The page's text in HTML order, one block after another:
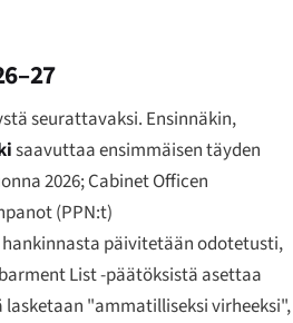
seurattavaksi. Ensinnäkin,
saavuttaa ensimmäisen täyden
2026; Cabinet Officen
(PPN:t)
päivitetään odotetusti,
List -päätöksistä asettaa
"ammatilliseksi virheeksi",